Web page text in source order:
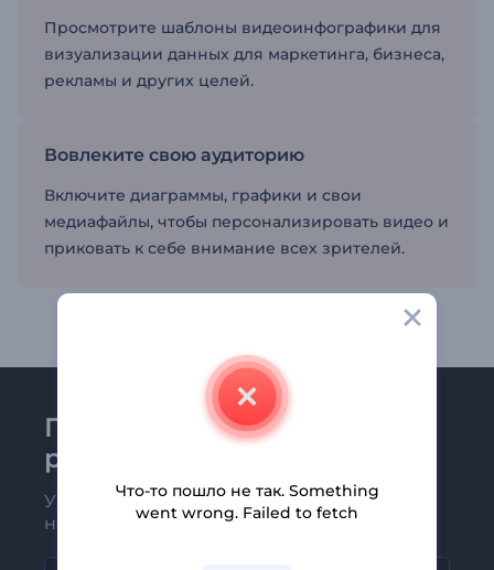
Просмотрите шаблоны видеоинфографики для
визуализации данных для маркетинга, бизнеса,
рекламы и других целей.
Вовлеките свою аудиторию
Включите диаграммы, графики и свои
медиафайлы, чтобы персонализировать видео и
приковать к себе внимание всех зрителей.
Присоединяйтесь к
рассылке Renderforest
Узнавайте о последних новостях и
новых предложениях первыми
Что-то пошло не так. Something
went wrong. Failed to fetch